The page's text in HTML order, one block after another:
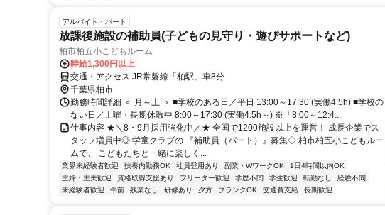
アルバイト・パート
放課後施設の補助員(子どもの見守り・遊びサポートなど)
柏市柏五小こどもルーム
時給1,300円以上
交通・アクセス JR常磐線「柏駅」車8分
千葉県柏市
勤務時間詳細 ＜ 月～土 ＞ ■学校のある日／平日 13:00～17:30 (実働4.5h) ■学校の
ない日／土曜・長期休暇中 8:00～17:30 (実働4.5h～) ※「8:00～12:4...
仕事内容 ★＼8・9月採用強化中／★ 全国で1200施設以上を運営！ 成長企業でス
タッフ増員中◎ 学童クラブの 『補助員（パート）』募集◇ 柏市柏五小こどもルー
ムで、 こどもたちと一緒に楽しく...
業界未経験者歓迎 扶養内勤務OK 社員登用あり 副業・WワークOK
1日4時間以内OK
主婦・主夫歓迎
資格取得支援あり フリーター歓迎 学歴不問 学生歓迎 転勤なし
経験不問
未経験者歓迎
午前 残業なし 研修あり 夕方 ブランクOK 交通費支給 長期歓迎